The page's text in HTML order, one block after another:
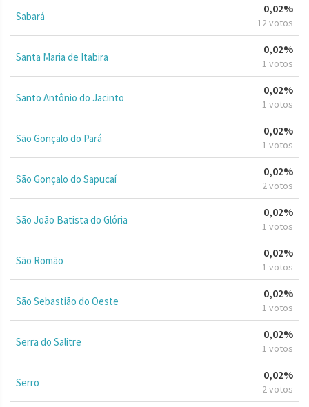
Sabará
0,02%
12 votos
Santa Maria de Itabira
0,02%
1 votos
Santo Antônio do Jacinto
0,02%
1 votos
São Gonçalo do Pará
0,02%
1 votos
São Gonçalo do Sapucaí
0,02%
2 votos
São João Batista do Glória
0,02%
1 votos
São Romão
0,02%
1 votos
São Sebastião do Oeste
0,02%
1 votos
Serra do Salitre
0,02%
1 votos
Serro
0,02%
2 votos